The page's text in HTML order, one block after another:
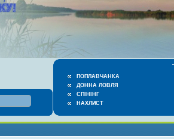
ПОПЛАВЧАНКА
ДОННА ЛОВЛЯ
СПІНІНГ
НАХЛИСТ